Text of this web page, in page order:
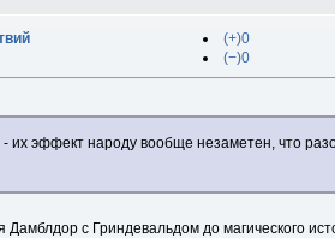
(+)0
(−)0
их эффект народу вообще незаметен, что
с Гриндевальдом до магического